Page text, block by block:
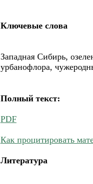
Ключевые слова
Западная Сибирь,
урбанофлора,
Полный текст:
PDF
Как процитировать
Литература